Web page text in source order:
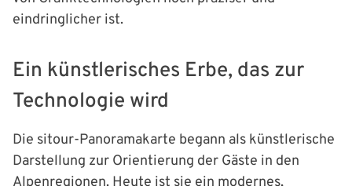
eindringlicher ist.
Ein künstlerisches Erbe, das zur
Technologie wird
Die sitour-Panoramakarte begann als künstlerische
Darstellung zur Orientierung der Gäste in den